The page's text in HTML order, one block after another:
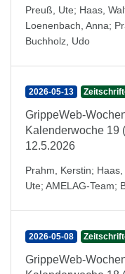
Preuß, Ute; Haas,
Loenenbach, Anna;
Buchholz, Udo
2026-05-13
GrippeWeb-
Kalenderwoche 19
12.5.2026
Prahm, Kerstin;
Ute; AMELAG-Team;
2026-05-08
GrippeWeb-